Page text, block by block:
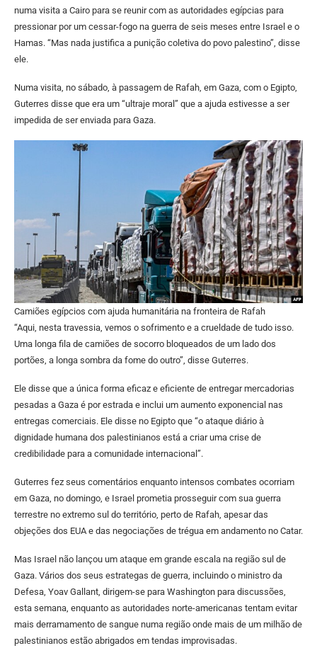
numa visita a Cairo para se reunir com as autoridades egípcias para
pressionar por um cessar-fogo na guerra de seis meses entre Israel e o
Hamas. “Mas nada justifica a punição coletiva do povo palestino”, disse
ele.
Numa visita, no sábado, à passagem de Rafah, em Gaza, com o Egipto,
Guterres disse que era um “ultraje moral” que a ajuda estivesse a ser
impedida de ser enviada para Gaza.
Camiões egípcios com ajuda humanitária na fronteira de Rafah
“Aqui, nesta travessia, vemos o sofrimento e a crueldade de tudo isso.
Uma longa fila de camiões de socorro bloqueados de um lado dos
portões, a longa sombra da fome do outro”, disse Guterres.
Ele disse que a única forma eficaz e eficiente de entregar mercadorias
pesadas a Gaza é por estrada e inclui um aumento exponencial nas
entregas comerciais. Ele disse no Egipto que “o ataque diário à
dignidade humana dos palestinianos está a criar uma crise de
credibilidade para a comunidade internacional”.
Guterres fez seus comentários enquanto intensos combates ocorriam
em Gaza, no domingo, e Israel prometia prosseguir com sua guerra
terrestre no extremo sul do território, perto de Rafah, apesar das
objeções dos EUA e das negociações de trégua em andamento no Catar.
Mas Israel não lançou um ataque em grande escala na região sul de
Gaza. Vários dos seus estrategas de guerra, incluindo o ministro da
Defesa, Yoav Gallant, dirigem-se para Washington para discussões,
esta semana, enquanto as autoridades norte-americanas tentam evitar
mais derramamento de sangue numa região onde mais de um milhão de
palestinianos estão abrigados em tendas improvisadas.